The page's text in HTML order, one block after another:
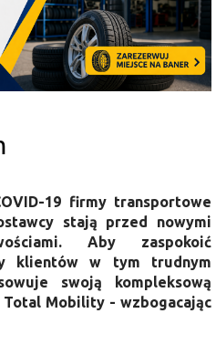
19 firmy transportowe
stają przed nowymi
Aby zaspokoić
klientów w tym trudnym
swoją kompleksową
Mobility - wzbogacając